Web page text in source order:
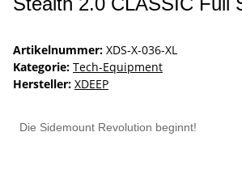
Artikelnummer: XDS-X-036-XL
Kategorie: Tech-Equipment
Hersteller: XDEEP
Die Sidemount Revolution beginnt!